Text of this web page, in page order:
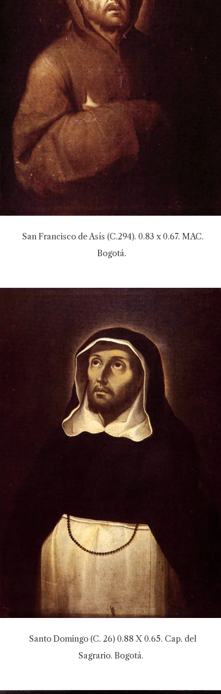
San Francisco de Asís (C.294). 0.83 x 0.67. MAC.
Bogotá.
Santo Domingo (C. 26) 0.88 X 0.65. Cap. del
Sagrario. Bogotá.